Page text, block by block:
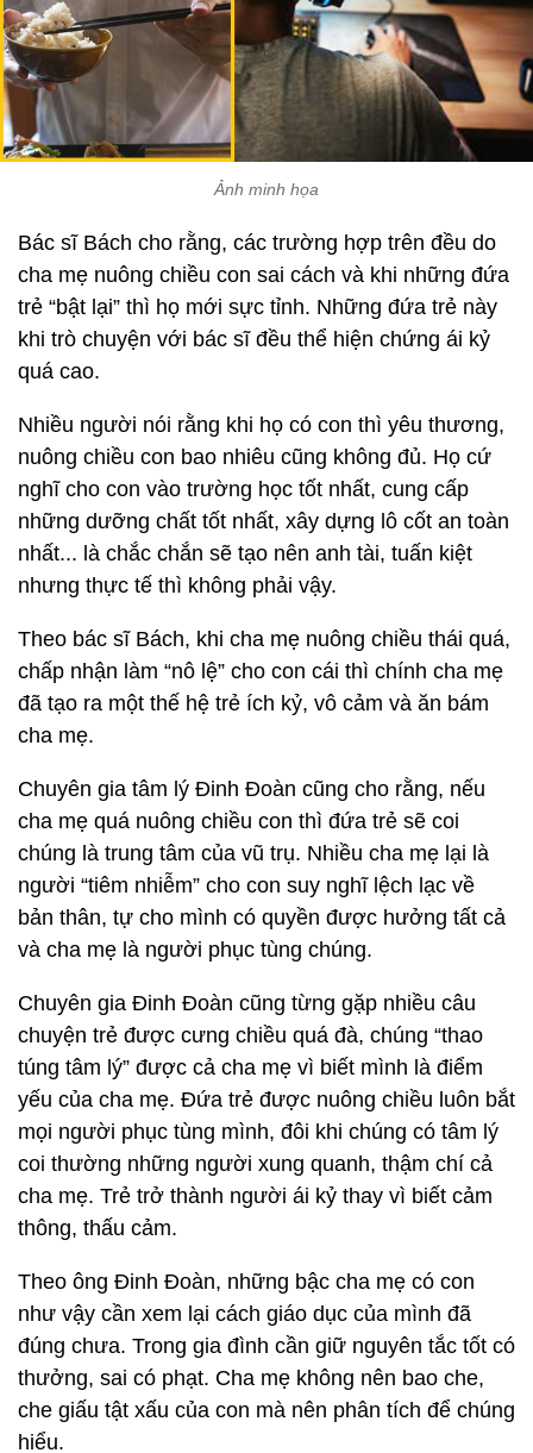
Ảnh minh họa
Bác sĩ Bách cho rằng, các trường hợp trên đều do
cha mẹ nuông chiều con sai cách và khi những đứa
trẻ “bật lại” thì họ mới sực tỉnh. Những đứa trẻ này
khi trò chuyện với bác sĩ đều thể hiện chứng ái kỷ
quá cao.
Nhiều người nói rằng khi họ có con thì yêu thương,
nuông chiều con bao nhiêu cũng không đủ. Họ cứ
nghĩ cho con vào trường học tốt nhất, cung cấp
những dưỡng chất tốt nhất, xây dựng lô cốt an toàn
nhất... là chắc chắn sẽ tạo nên anh tài, tuấn kiệt
nhưng thực tế thì không phải vậy.
Theo bác sĩ Bách, khi cha mẹ nuông chiều thái quá,
chấp nhận làm “nô lệ” cho con cái thì chính cha mẹ
đã tạo ra một thế hệ trẻ ích kỷ, vô cảm và ăn bám
cha mẹ.
Chuyên gia tâm lý Đinh Đoàn cũng cho rằng, nếu
cha mẹ quá nuông chiều con thì đứa trẻ sẽ coi
chúng là trung tâm của vũ trụ. Nhiều cha mẹ lại là
người “tiêm nhiễm” cho con suy nghĩ lệch lạc về
bản thân, tự cho mình có quyền được hưởng tất cả
và cha mẹ là người phục tùng chúng.
Chuyên gia Đinh Đoàn cũng từng gặp nhiều câu
chuyện trẻ được cưng chiều quá đà, chúng “thao
túng tâm lý” được cả cha mẹ vì biết mình là điểm
yếu của cha mẹ. Đứa trẻ được nuông chiều luôn bắt
mọi người phục tùng mình, đôi khi chúng có tâm lý
coi thường những người xung quanh, thậm chí cả
cha mẹ. Trẻ trở thành người ái kỷ thay vì biết cảm
thông, thấu cảm.
Theo ông Đinh Đoàn, những bậc cha mẹ có con
như vậy cần xem lại cách giáo dục của mình đã
đúng chưa. Trong gia đình cần giữ nguyên tắc tốt có
thưởng, sai có phạt. Cha mẹ không nên bao che,
che giấu tật xấu của con mà nên phân tích để chúng
hiểu.